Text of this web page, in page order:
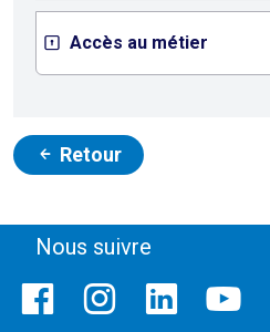
Accès au métier
Retour
Nous suivre